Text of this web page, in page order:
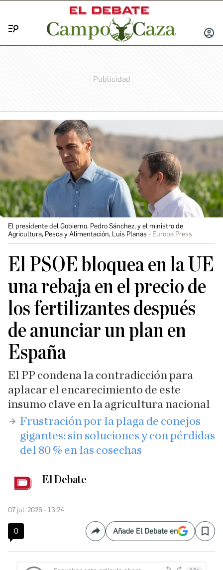
INICIAR
El presidente del Gobierno, Pedro Sánchez, y el ministro de
Agricultura, Pesca y Alimentación, Luis Planas
Europa Press
El PSOE bloquea en la UE
una rebaja en el precio de
los fertilizantes después
de anunciar un plan en
España
El PP condena la contradicción para
aplacar el encarecimiento de este
insumo clave en la agricultura nacional
Frustración por la plaga de conejos
gigantes: sin soluciones y con pérdidas
del 80 % en las cosechas
El Debate
07 jul. 2026 - 13:24
0 CompartirAñade El Debate en Save